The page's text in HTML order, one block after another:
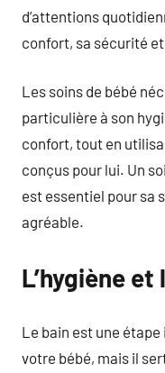
d’attentions
confort, sa sécurité
Les soins de bébé
particulière à son
confort, tout en
conçus pour lui. Un
est essentiel pour sa
agréable.
L’hygiène
Le bain est une
votre bébé, mais il